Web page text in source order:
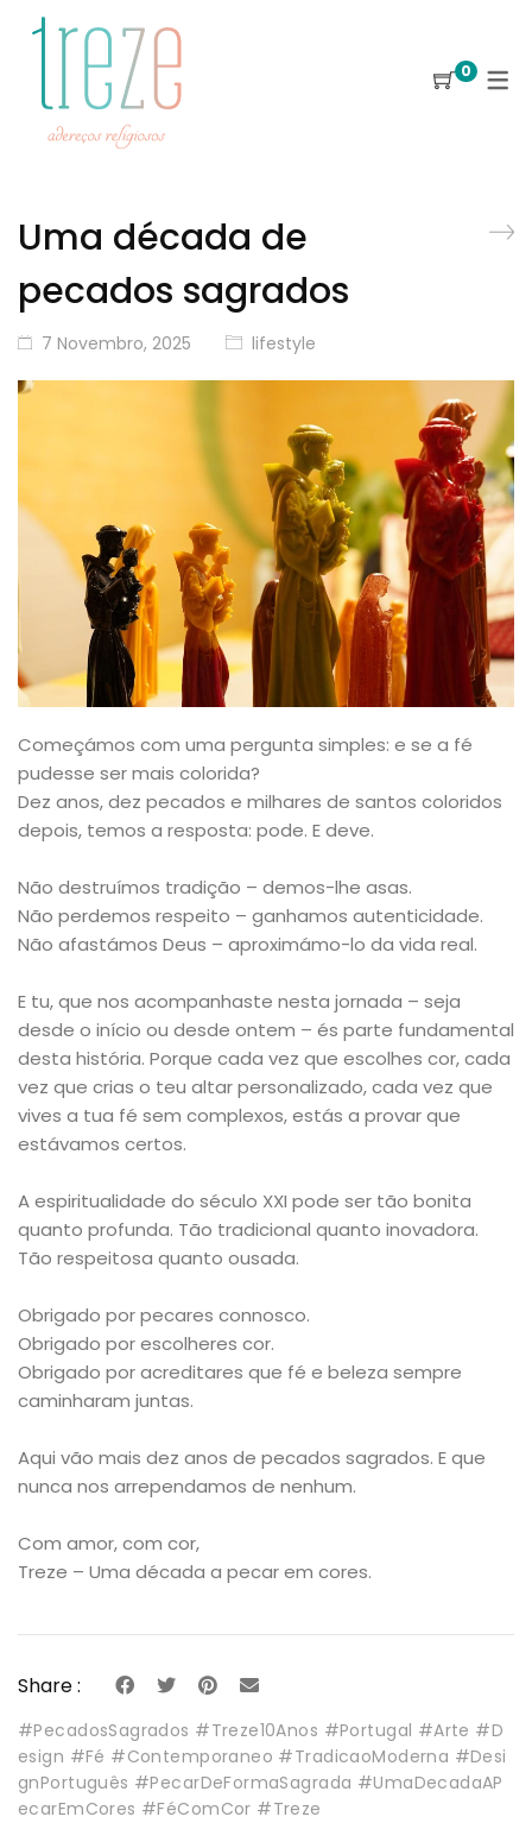
0
Uma década de
pecados sagrados
7 Novembro, 2025 lifestyle
Começámos com uma pergunta simples: e se a fé
pudesse ser mais colorida?
Dez anos, dez pecados e milhares de santos coloridos
depois, temos a resposta: pode. E deve.
Não destruímos tradição – demos-lhe asas.
Não perdemos respeito – ganhamos autenticidade.
Não afastámos Deus – aproximámo-lo da vida real.
E tu, que nos acompanhaste nesta jornada – seja
desde o início ou desde ontem – és parte fundamental
desta história. Porque cada vez que escolhes cor, cada
vez que crias o teu altar personalizado, cada vez que
vives a tua fé sem complexos, estás a provar que
estávamos certos.
A espiritualidade do século XXI pode ser tão bonita
quanto profunda. Tão tradicional quanto inovadora.
Tão respeitosa quanto ousada.
Obrigado por pecares connosco.
Obrigado por escolheres cor.
Obrigado por acreditares que fé e beleza sempre
caminharam juntas.
Aqui vão mais dez anos de pecados sagrados. E que
nunca nos arrependamos de nenhum.
Com amor, com cor,
Treze – Uma década a pecar em cores.
Share :
#PecadosSagrados #Treze10Anos #Portugal #Arte #D
esign #Fé #Contemporaneo #TradicaoModerna #Desi
gnPortuguês #PecarDeFormaSagrada #UmaDecadaAP
ecarEmCores #FéComCor #Treze